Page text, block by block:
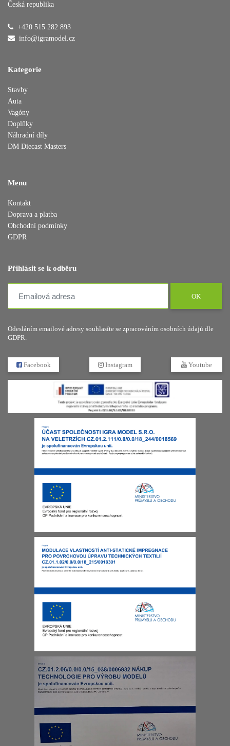
Česká republika
+420 515 282 893
info@igramodel.cz
Kategorie
Stavby
Auta
Vagóny
Doplňky
Náhradní díly
DM Diecast Masters
Menu
Kontakt
Doprava a platba
Obchodní podmínky
GDPR
Přihlásit se k odběru
OK
Odesláním emailové adresy souhlasíte se zpracováním osobních údajů dle
GDPR.
Facebook Instagram Youtube